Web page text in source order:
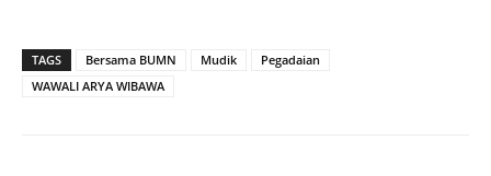
TAGS Bersama BUMN Mudik
Pegadaian
WAWALI ARYA WIBAWA